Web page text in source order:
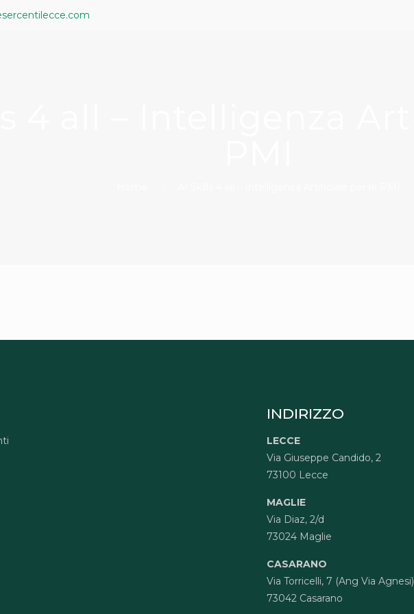
INDIRIZZO
LECCE
Via Giuseppe Candido, 2
73100 Lecce
MAGLIE
Via Diaz, 2/d
73024 Maglie
CASARANO
Via Torricelli, 7 (Ang Via Agnesi)
73042 Casarano